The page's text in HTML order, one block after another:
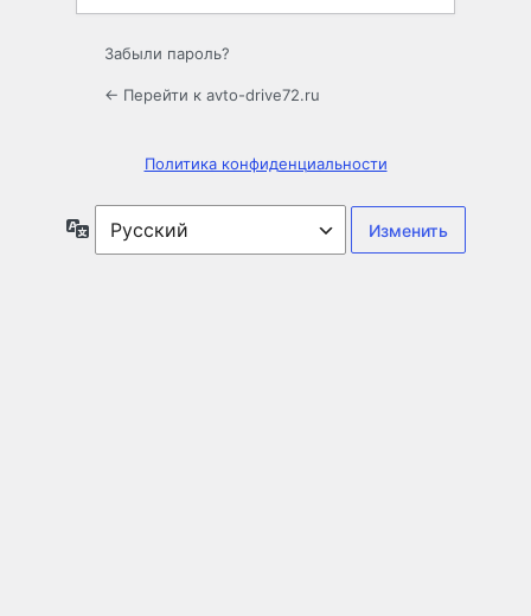
Забыли пароль?
← Перейти к avto-drive72.ru
Политика конфиденциальности
Язык